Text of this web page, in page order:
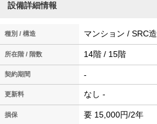
設備詳細情報
種別 / 構造 マンション / SRC造
所在階 / 階数 14階 / 15階
契約期間 -
更新料 なし -
損保 要 15,000円/2年